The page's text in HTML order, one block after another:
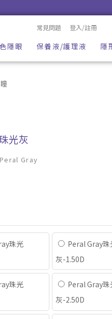
常見問題 登入/註冊
隱眼 保養液/護理液 隱
光灰
Gray
珠光
Peral Gray珠
灰-1.50D
珠光
Peral Gray珠
灰-2.50D